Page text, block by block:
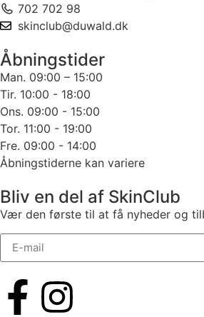
702 702 98
skinclub@duwald.dk
Åbningstider
Man. 09:00 – 15:00
Tir. 10:00 - 18:00
Ons. 09:00 - 15:00
Tor. 11:00 - 19:00
Fre. 09:00 - 14:00
Åbningstiderne kan variere
Bliv en del af SkinClub
Vær den første til at få nyheder og